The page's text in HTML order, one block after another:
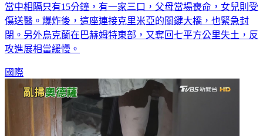
當中相隔只有15分鐘，有一家三口，父母當場喪命，女兒則受
傷送醫。爆炸後，這座連接克里米亞的關鍵大橋，也緊急封
閉。另外烏克蘭在巴赫姆特東部，又奪回七平方公里失土，反
攻進展相當緩慢。
國際